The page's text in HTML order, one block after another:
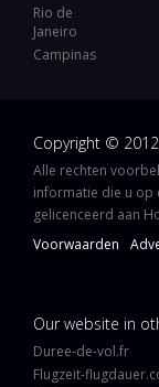
Rio de
Janeiro
Campinas
Copyright ©
Alle rechten
informatie die u op
gelicenceerd aan
Voorwaarden
Our website in
Duree-de-vol.fr
Flugzeit-